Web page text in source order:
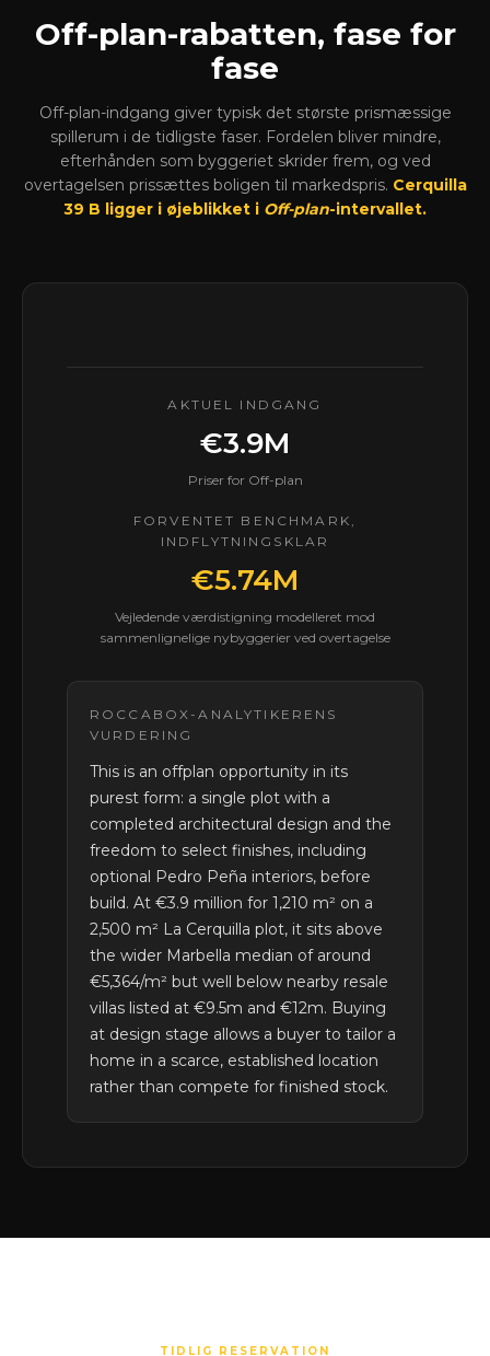
Off-plan-rabatten, fase for
fase
Off-plan-indgang giver typisk det største prismæssige
spillerum i de tidligste faser. Fordelen bliver mindre,
efterhånden som byggeriet skrider frem, og ved
overtagelsen prissættes boligen til markedspris. Cerquilla
39 B ligger i øjeblikket i Off-plan-intervallet.
AKTUEL INDGANG
€3.9M
Priser for Off-plan
FORVENTET BENCHMARK,
INDFLYTNINGSKLAR
€5.74M
Vejledende værdistigning modelleret mod
sammenlignelige nybyggerier ved overtagelse
ROCCABOX-ANALYTIKERENS
VURDERING
This is an offplan opportunity in its
purest form: a single plot with a
completed architectural design and the
freedom to select finishes, including
optional Pedro Peña interiors, before
build. At €3.9 million for 1,210 m² on a
2,500 m² La Cerquilla plot, it sits above
the wider Marbella median of around
€5,364/m² but well below nearby resale
villas listed at €9.5m and €12m. Buying
at design stage allows a buyer to tailor a
home in a scarce, established location
rather than compete for finished stock.
TIDLIG RESERVATION